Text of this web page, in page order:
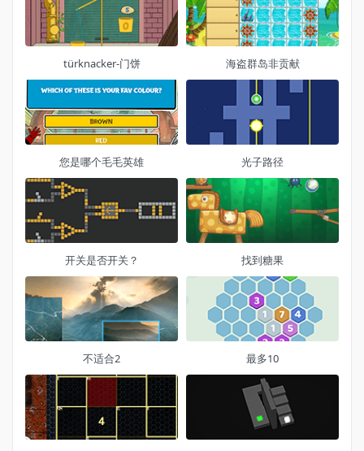
türknacker-门饼 海盗群岛非贡献
您是哪个毛毛英雄 光子路径
开关是否开关？ 找到糖果
不适合2 最多10